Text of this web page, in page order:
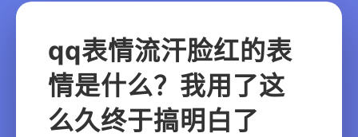
qq表情流汗脸红的表
情是什么？我用了这
么久终于搞明白了